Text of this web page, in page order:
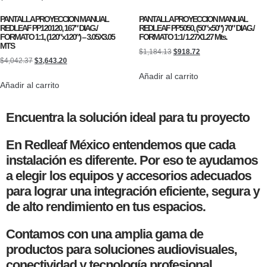
PANTALLA PROYECCION MANUAL
REDLEAF PP120120, 167″ DIAG./
FORMATO 1:1, (120″x120″) – 3.05X3.05
MTS
$4,042.37 $3,643.20
Añadir al carrito
PANTALLA PROYECCION MANUAL
REDLEAF PP5050, (50″x50″) 70″ DIAG./
FORMATO 1:1/ 1.27X1.27 Mts.
$1,184.13 $918.72
Añadir al carrito
Encuentra la solución ideal para tu proyecto
En Redleaf México entendemos que cada
instalación es diferente. Por eso te ayudamos
a elegir los equipos y accesorios adecuados
para lograr una integración eficiente, segura y
de alto rendimiento en tus espacios.
Contamos con una amplia gama de
productos para soluciones audiovisuales,